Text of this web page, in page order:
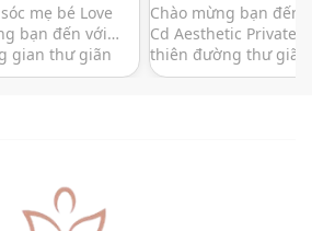
mẹ bé Love
bạn đến với
gian thư giãn
các mẹ và bé!
Chào mừng bạn đến
Cd Aesthetic Private
thiên đường thư
bạn! Tọa lạc tại vị trí